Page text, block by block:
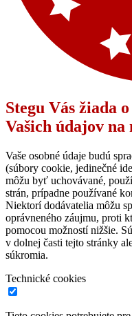
Stegu Vás žiada
Vašich údajov na
Vaše osobné údaje budú
(súbory cookie, jedinečné
môžu byť uchovávané,
strán, prípadne používané
Niektorí dodávatelia môžu
oprávneného záujmu, proti
pomocou možností nižšie.
v dolnej časti tejto stránky
súkromia.
Technické cookies